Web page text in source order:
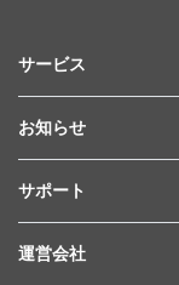
サービス
お知らせ
サポート
運営会社